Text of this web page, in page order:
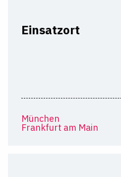
Einsatzort
München
Frankfurt am Main